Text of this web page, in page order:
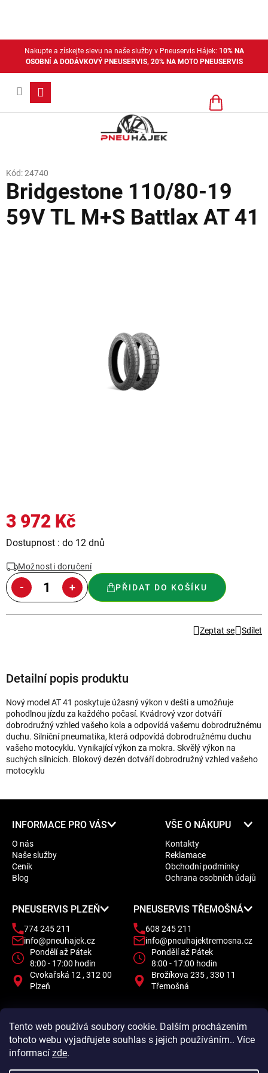
Tento web používá soubory cookie. Dalším procházením
tohoto webu vyjadřujete souhlas s jejich používáním.. Více
informací zde.
Nakupte a získejte slevu na naše služby v Pneuservis Hájek: 10% NA
OSOBNÍ A DODÁVKOVÝ PNEUSERVIS, 20% NA MOTO PNEUSERVIS
Nákupní
Bridgestone 110/80-19
59V TL M+S Battlax AT 41
Kód:24740
3 972 Kč
Měrná
Dostupnost : do 12 dnů
Možnosti doručení
PŘIDAT DO KOŠÍKU
Zeptat se Sdílet
Detailní popis produktu
Nový model AT 41 poskytuje úžasný výkon v dešti a umožňuje
pohodlnou jízdu za každého počasí. Kvádrový vzor dotváří
dobrodružný vzhled vašeho kola a odpovídá vašemu dobrodružnému
duchu. Silniční pneumatika, která odpovídá dobrodružnému duchu
vašeho motocyklu. Vynikající výkon za mokra. Skvělý výkon na
suchých silnicích. Blokový dezén dotváří dobrodružný vzhled vašeho
motocyklu
INFORMACE PRO VÁS
O nás
Naše služby
Ceník
Blog
VŠE O NÁKUPU
Kontakty
Reklamace
Obchodní podmínky
Ochrana osobních údajů
PNEUSERVIS PLZEŇ
774 245 211
info@pneuhajek.cz
Pondělí až Pátek
8:00 - 17:00 hodin
Cvokařská 12 , 312 00
Plzeň
PNEUSERVIS TŘEMOŠNÁ
608 245 211
info@pneuhajektremosna.cz
Pondělí až Pátek
8:00 - 17:00 hodin
Brožíkova 235 , 330 11
Třemošná